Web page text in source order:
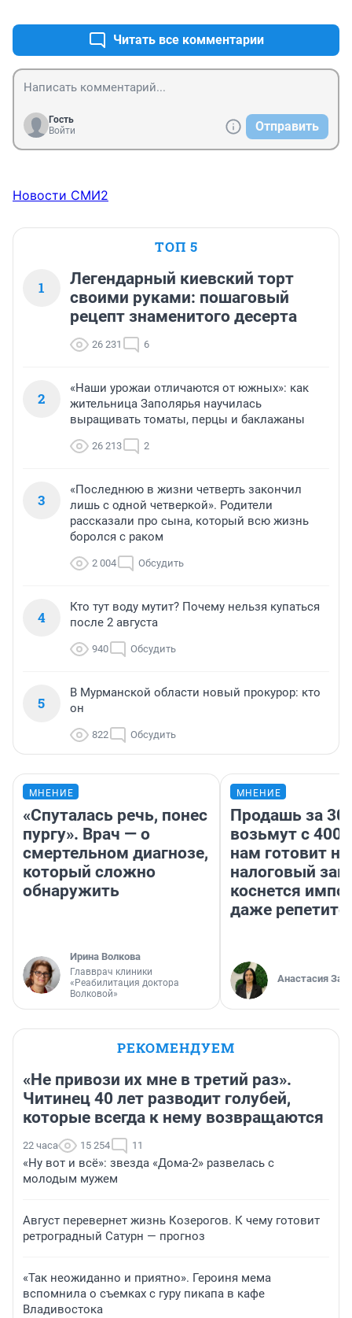
Читать все комментарии
Гость
Войти
Отправить
Новости СМИ2
ТОП 5
1
Легендарный киевский торт
своими руками: пошаговый
рецепт знаменитого десерта
26 231 6
2
«Наши урожаи отличаются от южных»: как
жительница Заполярья научилась
выращивать томаты, перцы и баклажаны
26 213 2
3
«Последнюю в жизни четверть закончил
лишь с одной четверкой». Родители
рассказали про сына, который всю жизнь
боролся с раком
2 004 Обсудить
4
Кто тут воду мутит? Почему нельзя купаться
после 2 августа
940 Обсудить
5
В Мурманской области новый прокурор: кто
он
822 Обсудить
МНЕНИЕ
«Спуталась речь, понес
пургу». Врач — о
смертельном диагнозе,
который сложно
обнаружить
Ирина Волкова
Главврач клиники
«Реабилитация доктора
Волковой»
МНЕНИЕ
Продашь за
возьмут с
нам готовит
налоговый
коснется
даже
Анастасия
РЕКОМЕНДУЕМ
«Не привози их мне в третий раз».
Читинец 40 лет разводит голубей,
которые всегда к нему возвращаются
22 часа 15 254 11
«Ну вот и всё»: звезда «Дома-2» развелась с
молодым мужем
Август перевернет жизнь Козерогов. К чему готовит
ретроградный Сатурн — прогноз
«Так неожиданно и приятно». Героиня мема
вспомнила о съемках с гуру пикапа в кафе
Владивостока